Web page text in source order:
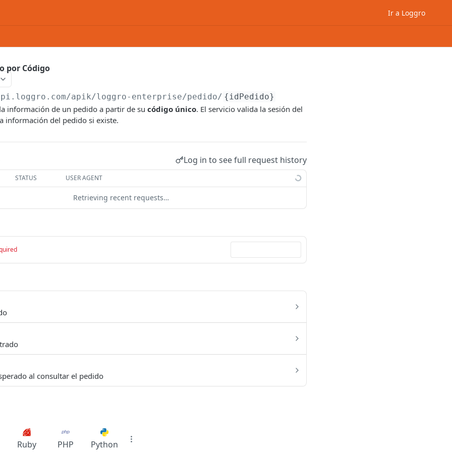
Ir a Loggro
por Código
apik/loggro-enterprise/pedido/ {idPedido}
información de un pedido a partir de su código único. El servicio valida la sesión del
información del pedido si existe.
Log in to see full request history
STATUS USER AGENT
Retrieving recent requests…
al consultar el pedido
Ruby PHP Python